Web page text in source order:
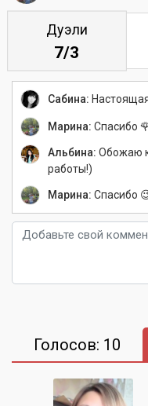
Дуэли
7/3
Сабина:
Марина: Спасибо
Альбина: Обожаю
работы!)
Марина: Спасибо
Голосов: 10